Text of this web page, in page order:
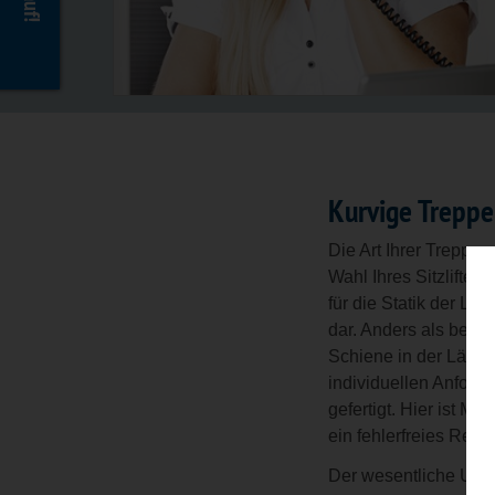
Kurvige
Die Art Ihrer Treppe
Wahl Ihres Sitzliftes
für die Statik der
dar. Anders als bei
Schiene in der
individuellen
gefertigt. Hier ist
ein fehlerfreies
Der wesentliche